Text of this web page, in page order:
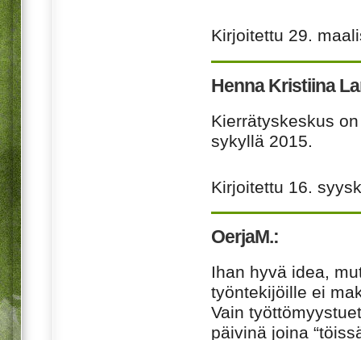
Kirjoitettu 29.
Henna Kristiina
Kierrätyskeskus
sykyllä 2015.
Kirjoitettu 16.
OerjaM.:
Ihan hyvä idea,
työntekijöille ei
Vain
päivinä joina